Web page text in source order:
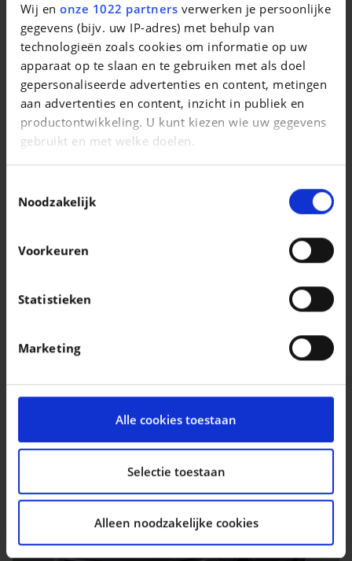
Wij enonze 1022 partners verwerken je persoonlijke
gegevens (bijv. uw IP-adres) met behulp van
technologieën zoals cookies om informatie op uw
apparaat op te slaan en te gebruiken met als doel
gepersonaliseerde advertenties en content, metingen
aan advertenties en content, inzicht in publiek en
productontwikkeling. U kunt kiezen wie uw gegevens
gebruikt en met welke doelen.
Informatie verzamelen over uw geografische
locatie, die tot een paar meter nauwkeurig kan zijn
Uw apparaat identificeren door het actief te
scannen op specifieke eigenschappen
Lees meer over hoe uw persoonlijke gegevens worden
detailgedeelte
in. U kunt uw toestemming op elk moment wijzigen of
intrekken in de Cookieverklaring.
personaliseren, om functies voor social media te
bieden en om ons websiteverkeer te analyseren. Ook
delen we informatie over uw gebruik van onze site met
onze partners voor social media, adverteren en
combineren met andere informatie die u aan ze heeft
verstrekt of die ze hebben verzameld op basis van uw
gebruik van hun services.
Noodzakelijk
Voorkeuren
Statistieken
Marketing
Alle cookies toestaan
Selectie toestaan
Alleen noodzakelijke cookies
TOYOTA AYGO
Play + Navi 1.0 VVT-i 72ch
14.290 EUR|23.751 km
T-Cross 1.0 TSI Life OPF DSG